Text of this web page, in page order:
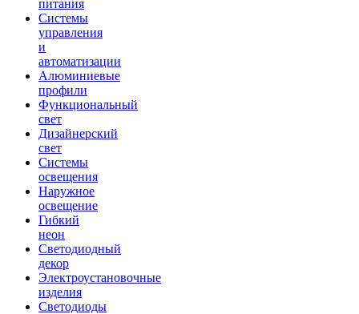
питания
Системы
управления
и
автоматизации
Алюминиевые
профили
Функциональный
свет
Дизайнерский
свет
Системы
освещения
Наружное
освещение
Гибкий
неон
Светодиодный
декор
Электроустановочные
изделия
Светодиоды